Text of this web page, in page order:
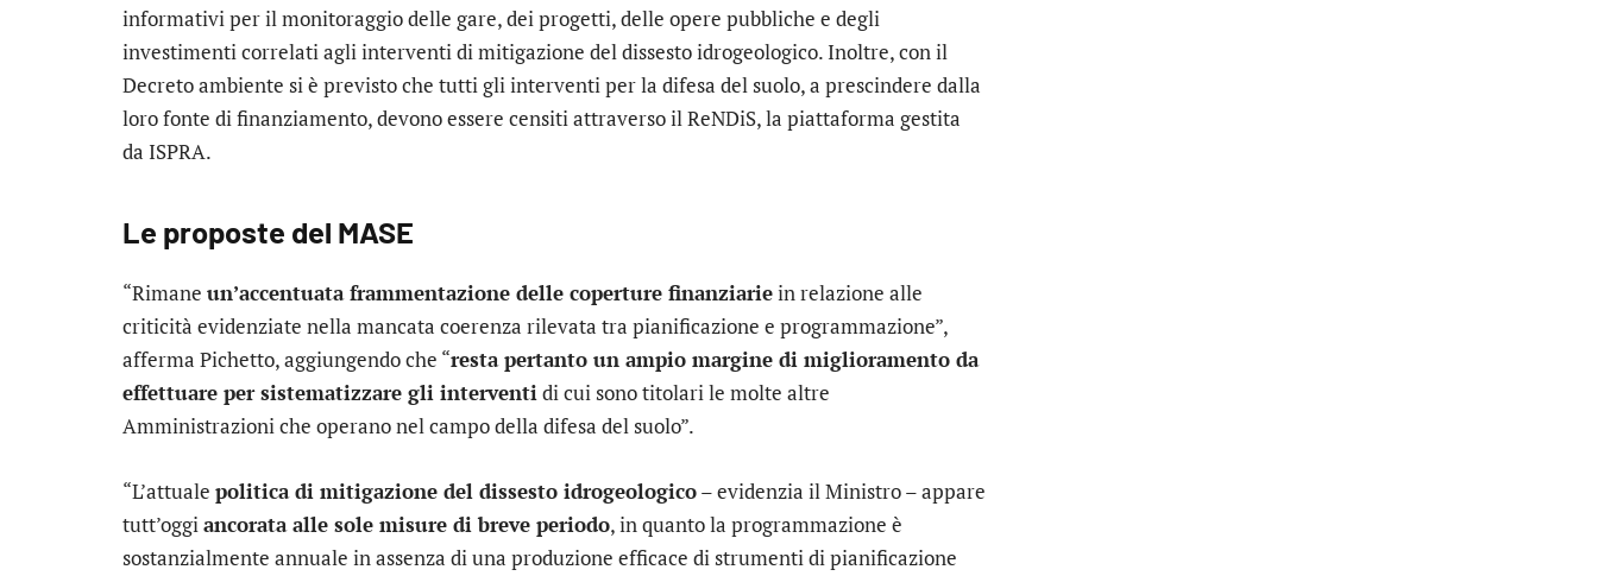
informativi per il monitoraggio delle gare, dei progetti, delle opere pubbliche e degli
investimenti correlati agli interventi di mitigazione del dissesto idrogeologico. Inoltre, con il
Decreto ambiente si è previsto che tutti gli interventi per la difesa del suolo, a prescindere dalla
loro fonte di finanziamento, devono essere censiti attraverso il ReNDiS, la piattaforma gestita
da ISPRA.
Le proposte del MASE
“Rimane un’accentuata frammentazione delle coperture finanziariein relazione alle
criticità evidenziate nella mancata coerenza rilevata tra pianificazione e programmazione”,
afferma Pichetto, aggiungendo che “resta pertanto un ampio margine di miglioramento da
effettuare per sistematizzare gli interventidi cui sono titolari le molte altre
Amministrazioni che operano nel campo della difesa del suolo”.
“L’attuale politica di mitigazione del dissesto idrogeologico– evidenzia il Ministro – appare
tutt’oggi ancorata alle sole misure di breve periodo, in quanto la programmazione è
sostanzialmente annuale in assenza di una produzione efficace di strumenti di pianificazione